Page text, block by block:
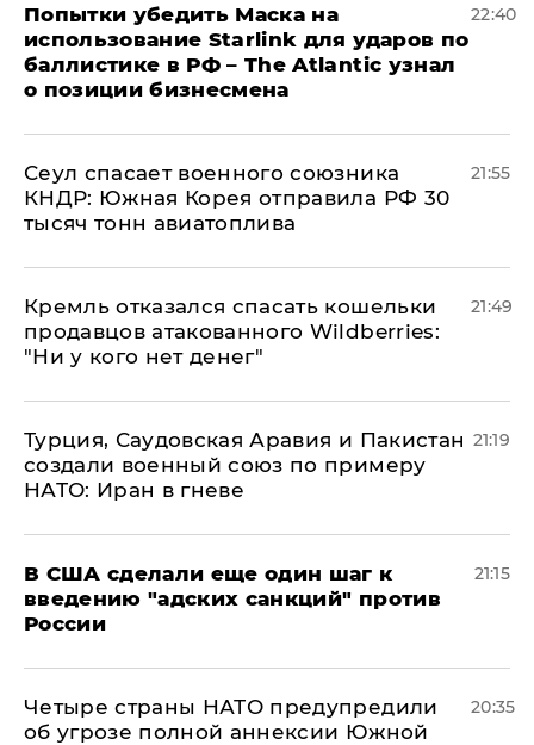
Попытки убедить Маска на
использование Starlink для ударов по
баллистике в РФ – The Atlantic узнал
о позиции бизнесмена
22:40
​Сеул спасает военного союзника
КНДР: Южная Корея отправила РФ 30
тысяч тонн авиатоплива
21:55
Кремль отказался спасать кошельки
продавцов атакованного Wildberries:
"Ни у кого нет денег"
21:49
Турция, Саудовская Аравия и Пакистан
создали военный союз по примеру
НАТО: Иран в гневе
21:19
В США сделали еще один шаг к
введению "адских санкций" против
России
21:15
Четыре страны НАТО предупредили
об угрозе полной аннексии Южной
20:35